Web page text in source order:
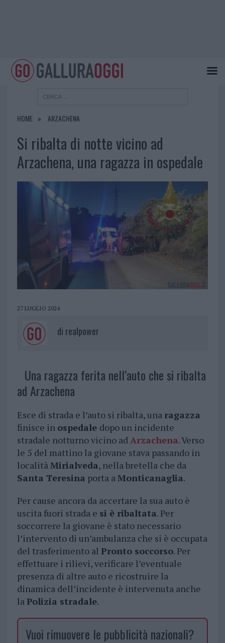
HOME ARZACHENA
Si ribalta di notte vicino ad
Arzachena, una ragazza in ospedale
27 LUGLIO 2024
di realpower
Una ragazza ferita nell’auto che si ribalta
ad Arzachena
Esce di strada e l’auto si ribalta, una ragazza
finisce in ospedale dopo un incidente
stradale notturno vicino adArzachena. Verso
le 5 del mattino la giovane stava passando in
localitàMirialveda, nella bretella che da
Santa Teresina porta aMonticanaglia.
Per cause ancora da accertare la sua auto è
uscita fuori strada e si è ribaltata. Per
soccorrere la giovane è stato necessario
l’intervento di un’ambulanza che si è occupata
del trasferimento al Pronto soccorso. Per
effettuare i rilievi, verificare l’eventuale
presenza di altre auto e ricostruire la
dinamica dell’incidente è intervenuta anche
laPolizia stradale.
Vuoi rimuovere le pubblicità nazionali?